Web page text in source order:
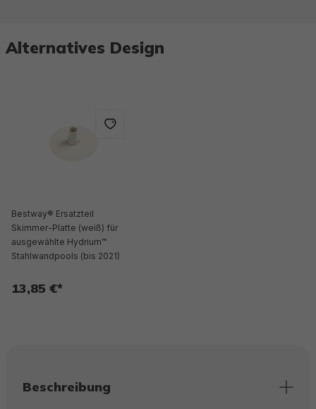
Alternatives Design
Bestway® Ersatzteil
Skimmer-Platte (weiß) für
ausgewählte Hydrium™
Stahlwandpools (bis 2021)
13,85 €*
Beschreibung